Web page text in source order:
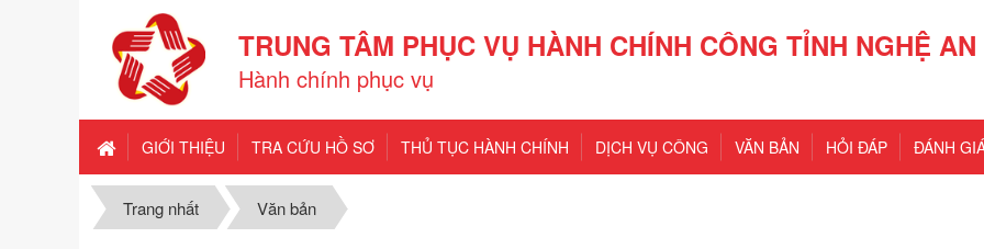
TRUNG TÂM PHỤC VỤ HÀNH CHÍNH CÔNG TỈNH NGHỆ AN
Hành chính phục vụ
GIỚI THIỆU TRA CỨU HỒ SƠ THỦ TỤC HÀNH CHÍNH DỊCH VỤ CÔNG VĂN BẢN HỎI ĐÁP ĐÁNH
Trang nhất Văn bản